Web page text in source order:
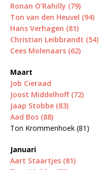
Ronan O’Rahilly (79)
Ton van den Heuvel (94)
Hans Verhagen (81)
Christian Leibbrandt (54)
Cees Molenaars (62)
Maart
Job Cieraad
Joost Middelhoff (72)
Jaap Stobbe (83)
Aad Bos (88)
Ton Krommenhoek (81)
Januari
Aart Staartjes (81)